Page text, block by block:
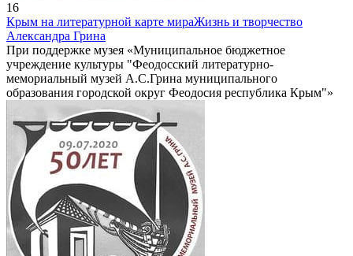
16
Крым на литературной карте мираЖизнь и творчество
Александра Грина
При поддержке музея «Муниципальное бюджетное
учреждение культуры "Феодосский литературно-
мемориальный музей А.С.Грина муниципального
образования городской округ Феодосия республика Крым"»